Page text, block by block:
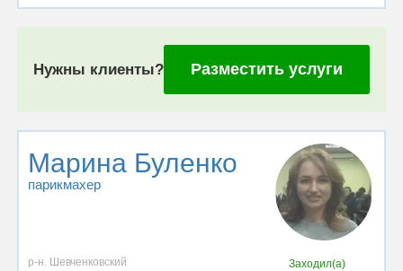
Нужны клиенты? Разместить услуги
Марина Буленко
парикмахер
р-н. Шевченковский
Заходил(а)